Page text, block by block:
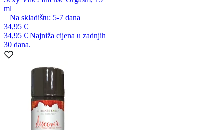
ml
Na skladištu: 5-7 dana
34,95 €
34,95 € Najniža cijena u zadnjih
30 dana.